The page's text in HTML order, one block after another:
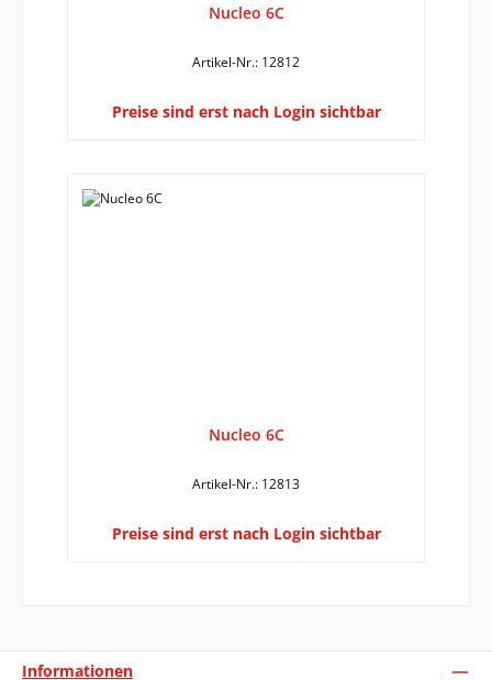
Nucleo 6C
Artikel-Nr.: 12812
Preise sind erst nach Login sichtbar
Nucleo 6C
Artikel-Nr.: 12813
Preise sind erst nach Login sichtbar
Informationen